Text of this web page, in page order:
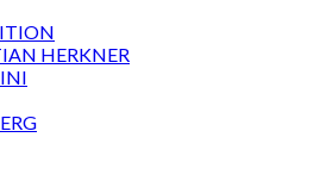
HERKNER